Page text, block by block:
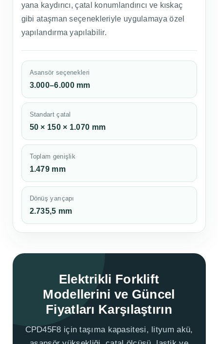
yana kaydırıcı, çatal konumlandırıcı ve kıskaç
gibi ataşman seçenekleriyle uygulamaya özel
yapılandırma yapılabilir.
Asansör seçenekleri
3.000–6.000 mm
Standart çatal
50 × 150 × 1.070 mm
Toplam genişlik
1.479 mm
Dönüş yarıçapı
2.735,5 mm
Elektrikli Forklift
Modellerini ve Güncel
Fiyatları Karşılaştırın
CPD45F8 için taşıma kapasitesi, lityum akü,